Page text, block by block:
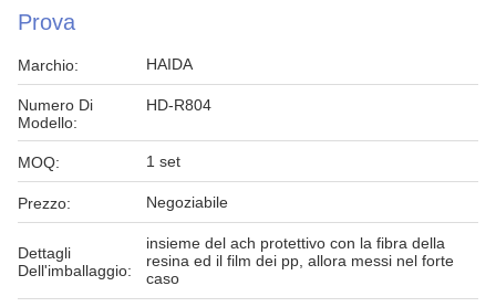
Prova
Marchio: HAIDA
Numero Di
Modello:
HD-R804
MOQ: 1 set
Prezzo: Negoziabile
Dettagli
Dell'imballaggio:
insieme del ach protettivo con la fibra della
resina ed il film dei pp, allora messi nel forte
caso